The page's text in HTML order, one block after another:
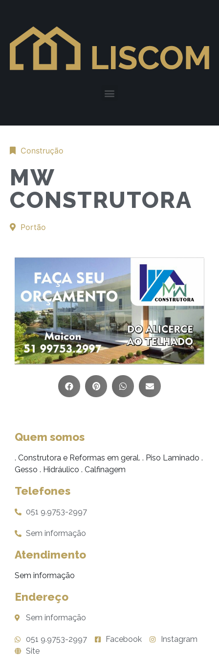
Construção
MW
CONSTRUTORA
Portão
Quem somos
. Construtora e Reformas em geral. . Piso Laminado .
Gesso . Hidráulico . Calfinagem
Telefones
051 9.9753-2997
Sem informação
Atendimento
Sem informação
Endereço
Sem informação
051 9.9753-2997 Facebook
Instagram
Site